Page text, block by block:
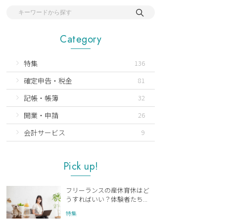
Category
特集 136
確定申告・税金 81
記帳・帳簿 32
開業・申請 26
会計サービス 9
Pick up!
フリーランスの産休育休はど
うすればいい？体験者たち...
特集